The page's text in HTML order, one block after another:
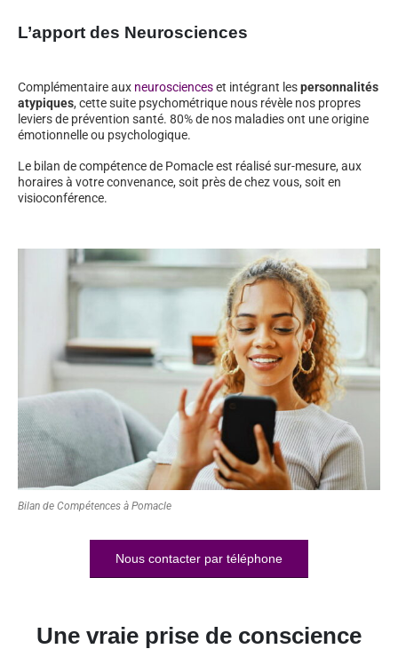
L’apport des Neurosciences
Complémentaire aux neuroscienceset intégrant lespersonnalités
atypiques, cette suite psychométrique nous révèle nos propres
leviers de prévention santé. 80% de nos maladies ont une origine
émotionnelle ou psychologique.
Le bilan de compétence de Pomacle est réalisé sur-mesure, aux
horaires à votre convenance, soit près de chez vous, soit en
visioconférence.
Bilan de Compétences à Pomacle
Nous contacter par téléphone
Une vraie prise de conscience